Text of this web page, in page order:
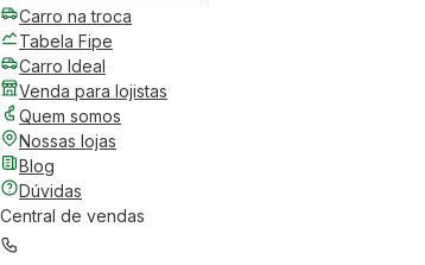
Carro na troca
Tabela Fipe
Carro Ideal
Venda para lojistas
Quem somos
Nossas lojas
Blog
Dúvidas
Central de vendas